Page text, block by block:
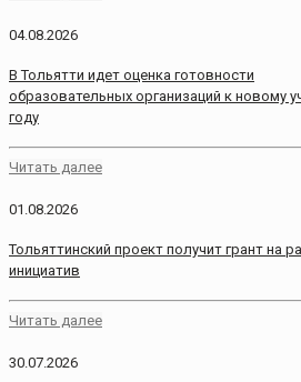
04.08.2026
В Тольятти идет оценка готовности
образовательных организаций к новому
году
Читать далее
01.08.2026
Тольяттинский проект получит грант на
инициатив
Читать далее
30.07.2026